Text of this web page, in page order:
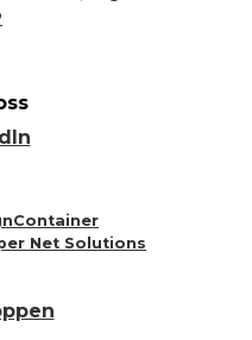
Net Solutions